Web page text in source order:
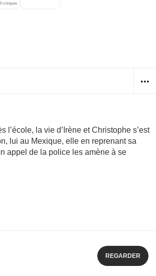
critiques
l’école, la vie d’Irène et Christophe s’est
lui au Mexique, elle en reprenant sa
appel de la police les amène à se
REGARDER